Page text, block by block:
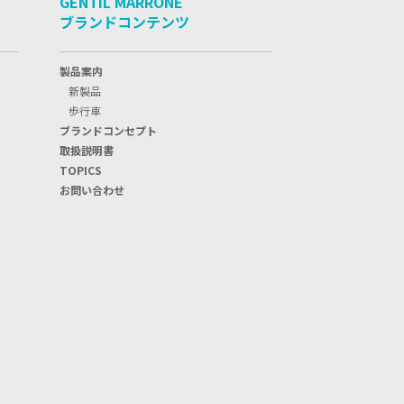
ブランドコンテンツ
製品案内
新製品
歩行車
ブランドコンセプト
取扱説明書
TOPICS
お問い合わせ